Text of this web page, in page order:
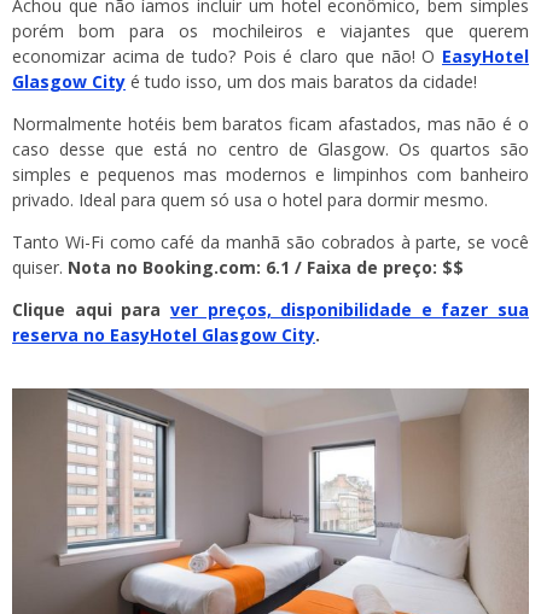
Achou que não íamos incluir um hotel econômico, bem simples
porém bom para os mochileiros e viajantes que querem
economizar acima de tudo? Pois é claro que não! O EasyHotel
Glasgow City é tudo isso, um dos mais baratos da cidade!
Normalmente hotéis bem baratos ficam afastados, mas não é o
caso desse que está no centro de Glasgow. Os quartos são
simples e pequenos mas modernos e limpinhos com banheiro
privado. Ideal para quem só usa o hotel para dormir mesmo.
Tanto Wi-Fi como café da manhã são cobrados à parte, se você
quiser. Nota no Booking.com: 6.1 / Faixa de preço: $$
Clique aqui para ver preços, disponibilidade e fazer sua
reserva no EasyHotel Glasgow City.